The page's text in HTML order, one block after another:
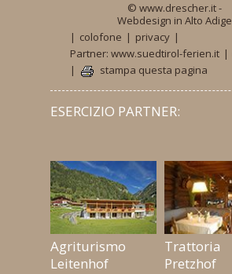
© www.drescher.it -
Webdesign in Alto Adige
| colofone | privacy |
Partner: www.suedtirol-ferien.it |
|
stampa questa pagina
ESERCIZIO PARTNER:
Agriturismo
Leitenhof
Trattoria
Pretzhof